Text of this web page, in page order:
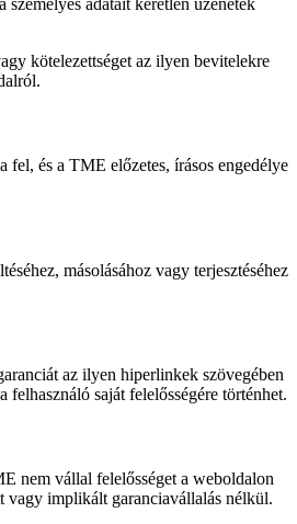
kötelezettséget az ilyen bevitelekre
és a TME előzetes, írásos engedélye
másolásához vagy terjesztéséhez
az ilyen hiperlinkek szövegében
saját felelősségére történhet.
nem vállal felelősséget a weboldalon
vagy implikált garanciavállalás nélkül.